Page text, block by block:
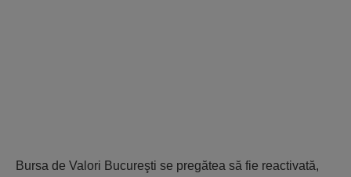
Bursa de Valori Bucureşti se pregătea să fie reactivată,